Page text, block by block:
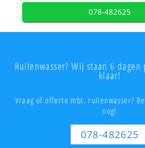
078-482625
Ruitenwasser? Wij staan 6 dagen
klaar!
Vraag of offerte mbt. ruitenwasser?
nog!
078-482625